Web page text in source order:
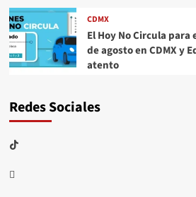
CDMX
El Hoy No Circula para
de agosto en CDMX y
atento
Redes Sociales
TikTok
threads